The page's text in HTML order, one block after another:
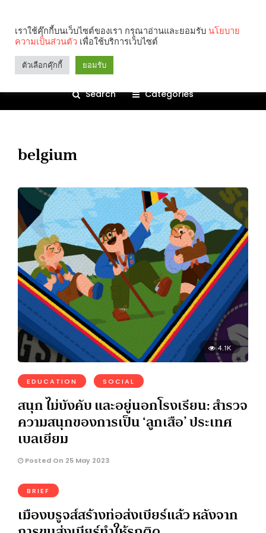
Search Categories
belgium
4.1K
EDUCATION SOCIAL
สนุก ไม่บังคับ และอยู่นอกโรงเรียน: สำรวจ
ความสนุกของการเป็น ‘ลูกเสือ’ ประเทศ
เบลเยียม
Posted On 25 May 2023
BRIEF
เมืองบรูจส์สร้างท่อส่งเบียร์แล้ว หลังจาก
เราใช้คุ๊กกี้บนเว็บไซต์ของเรา กรุณาอ่านและยอมรับ นโยบาย
ความเป็นส่วนตัว เพื่อใช้บริการเว็บไซต์
ตัวเลือกคุ๊กกี้ ยอมรับ